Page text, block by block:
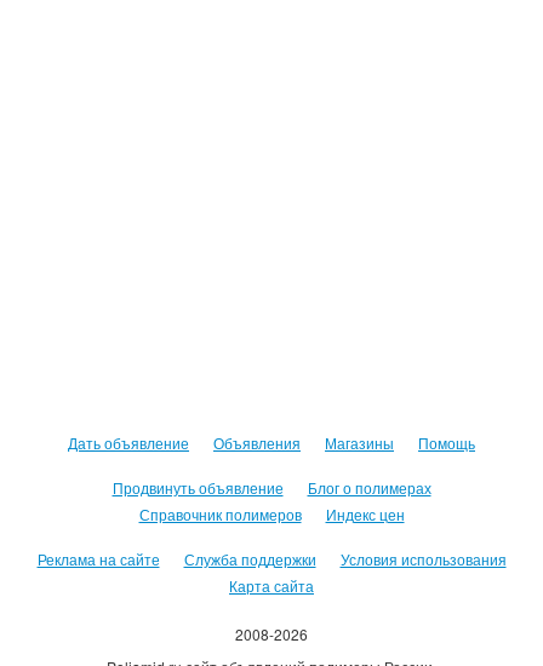
Дать объявление Объявления Магазины Помощь
Продвинуть объявление
Блог о полимерах
Справочник полимеров
Индекс цен
Реклама на сайте Служба поддержки
Условия использования
Карта сайта
2008-2026